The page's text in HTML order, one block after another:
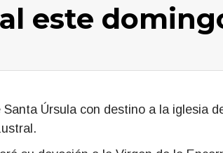
este
Úrsula con destino a la iglesia